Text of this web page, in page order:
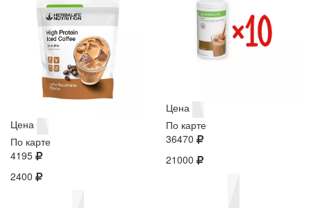
Цена
По карте
4195
2400
Цена
По карте
36470
21000